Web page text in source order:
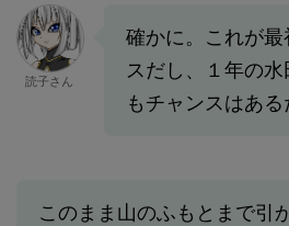
読子さん
確かに。これが
スだし、１年の
もチャンスはある
このまま山のふもとまで引